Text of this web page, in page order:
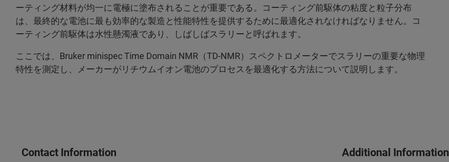
ーティング材料が均一に電極に塗布されることが重要である。コーティング前駆体の粘度と粒子分布
は、最終的な電池に最も効率的な製造と性能特性を提供するために最適化されなければなりません。コ
ーティング前駆体は水性懸濁液であり、しばしばスラリーと呼ばれます。
ここでは、Bruker minispec Time Domain NMR（TD-NMR）スペクトロメーターでスラリーの重要な物理
特性を測定し、メーカーがリチウムイオン電池のプロセスを最適化する方法について説明します。
Contact Information Additional Information